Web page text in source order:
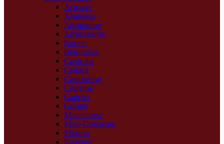
Acreano
Alagoano
Amapaense
Amazonense
Baiano
Brasiliense
Capixaba
Carioca
Catarinense
Cearense
Gaúcho
Goiano
Maranhense
Mato-Grossense
Mineiro
Paraense